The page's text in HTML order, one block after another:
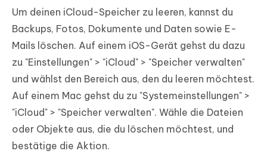
Um deinen iCloud-Speicher zu leeren, kannst du
Backups, Fotos, Dokumente und Daten sowie E-
Mails löschen. Auf einem iOS-Gerät gehst du dazu
zu "Einstellungen" > "iCloud" > "Speicher verwalten"
und wählst den Bereich aus, den du leeren möchtest.
Auf einem Mac gehst du zu "Systemeinstellungen" >
"iCloud" > "Speicher verwalten". Wähle die Dateien
oder Objekte aus, die du löschen möchtest, und
bestätige die Aktion.